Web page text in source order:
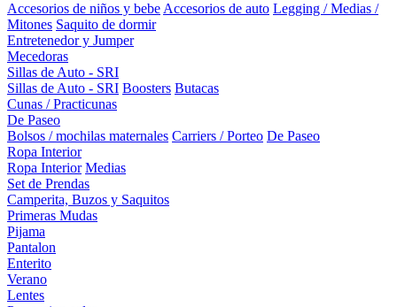
Accesorios de niños y bebe Accesorios de auto Legging / Medias /
Mitones Saquito de dormir
Entretenedor y Jumper
Mecedoras
Sillas de Auto - SRI
Sillas de Auto - SRI Boosters Butacas
Cunas / Practicunas
De Paseo
Bolsos / mochilas maternales Carriers / Porteo De Paseo
Ropa Interior
Ropa Interior Medias
Set de Prendas
Camperita, Buzos y Saquitos
Primeras Mudas
Pijama
Pantalon
Enterito
Verano
Lentes